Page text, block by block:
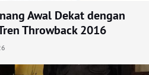
Awal Dekat dengan
Throwback 2016